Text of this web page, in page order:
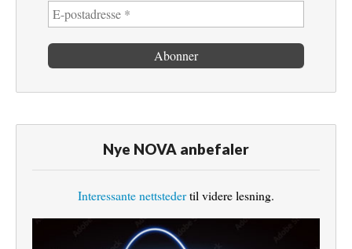
Nye NOVA anbefaler
Interessante nettstedertil videre lesning.